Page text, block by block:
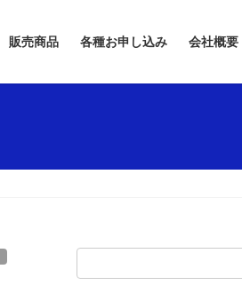
販売商品 各種お申し込み 会社概要